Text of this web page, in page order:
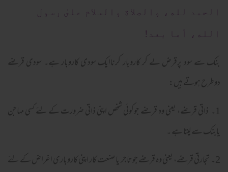
الحمد لله، والصلاة والسلام علىٰ رسول
الله، أما بعد!
بنک سے سود پرقرض لے کر کاروبار کرناایک سودی کاروبار ہے۔ سودی قرضے
دوطرح ہوتے ہیں:
1۔ ذاتی قرضے، یعنی وہ قرضے جوکوئی شخص اپنی ذاتی ضرورت کے لئے کسی مہاجن
یابنک سے لیتا ہے ۔
2۔ تجارتی قرضے، یعنی وہ قرضے جوتاجر یا صنعت کار اپنی کاروباری اغراض کے لئے